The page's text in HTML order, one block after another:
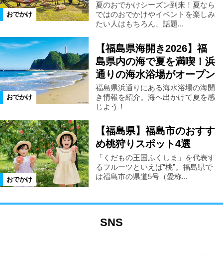
おでかけ
夏のおでかけシーズン到来！夏なら
ではのおでかけやイベントを楽しみ
たい人はもちろん、話題...
おでかけ
【福島県海開き2026】福
島県内の海で夏を満喫！浜
通りの海水浴場がオープン
福島県浜通りにある海水浴場の海開
き情報を紹介。海へ出かけて夏を感
じよう！
おでかけ
【福島県】福島市のおすす
め桃狩りスポット4選
「くだもの王国ふくしま」を代表す
るフルーツといえば“桃”。福島県で
は福島市の県道5号（愛称...
SNS